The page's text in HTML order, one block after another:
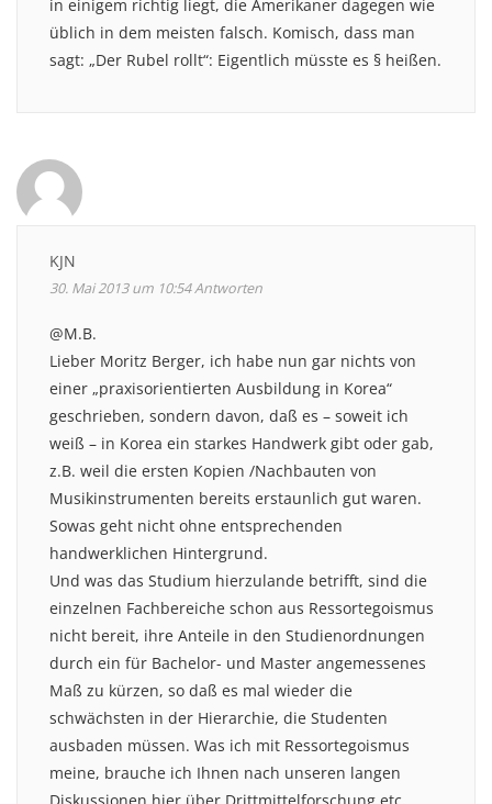
in einigem richtig liegt, die Amerikaner dagegen wie
üblich in dem meisten falsch. Komisch, dass man
sagt: „Der Rubel rollt“: Eigentlich müsste es § heißen.
KJN
30. Mai 2013 um 10:54Antworten
@M.B.
Lieber Moritz Berger, ich habe nun gar nichts von
einer „praxisorientierten Ausbildung in Korea“
geschrieben, sondern davon, daß es – soweit ich
weiß – in Korea ein starkes Handwerk gibt oder gab,
z.B. weil die ersten Kopien /Nachbauten von
Musikinstrumenten bereits erstaunlich gut waren.
Sowas geht nicht ohne entsprechenden
handwerklichen Hintergrund.
Und was das Studium hierzulande betrifft, sind die
einzelnen Fachbereiche schon aus Ressortegoismus
nicht bereit, ihre Anteile in den Studienordnungen
durch ein für Bachelor- und Master angemessenes
Maß zu kürzen, so daß es mal wieder die
schwächsten in der Hierarchie, die Studenten
ausbaden müssen. Was ich mit Ressortegoismus
meine, brauche ich Ihnen nach unseren langen
Diskussionen hier über Drittmittelforschung etc.